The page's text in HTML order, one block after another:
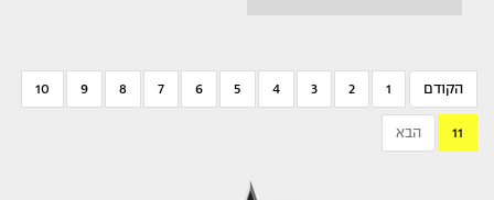
הקודם 1
2
3
4
5
6
7
8
9
10
11 הבא